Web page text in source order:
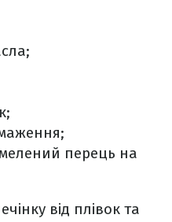
перець на
від плівок та